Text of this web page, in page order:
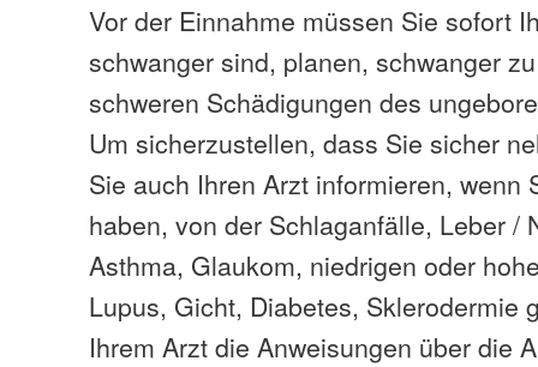
Vor der Einnahme müssen Sie sofort
schwanger sind, planen, schwanger
schweren Schädigungen des
Um sicherzustellen, dass Sie sicher
Sie auch Ihren Arzt informieren, wenn
haben, von der Schlaganfälle, Leber /
Asthma, Glaukom, niedrigen oder
Lupus, Gicht, Diabetes, Sklerodermie
Ihrem Arzt die Anweisungen über die